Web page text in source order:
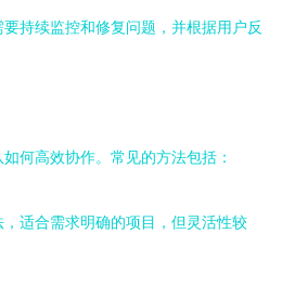
要持续监控和修复问题，并根据用户反
何高效协作。常见的方法包括：
，适合需求明确的项目，但灵活性较